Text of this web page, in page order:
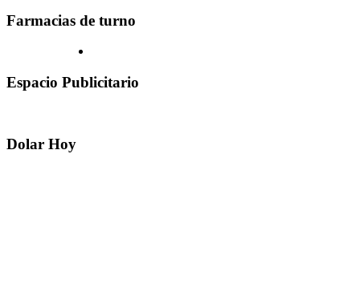
Farmacias de turno
Espacio Publicitario
Dolar Hoy